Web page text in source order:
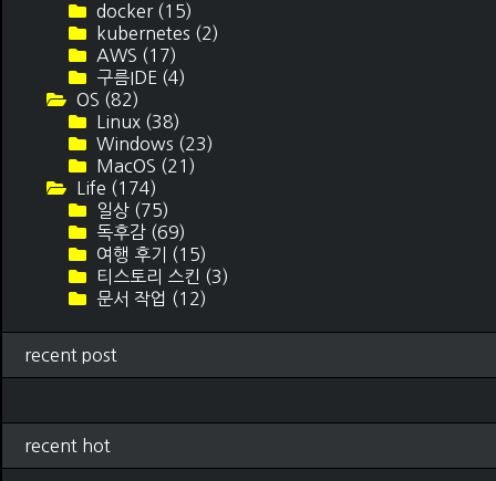
docker (15)
kubernetes (2)
AWS (17)
구름IDE (4)
OS (82)
Linux (38)
Windows (23)
MacOS (21)
Life (174)
일상 (75)
독후감 (69)
여행 후기 (15)
티스토리 스킨 (3)
문서 작업 (12)
recent post
recent hot